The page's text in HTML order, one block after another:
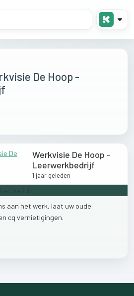
De Hoop -
Werkvisie De Hoop -
Leerwerkbedrijf
1 jaar geleden
aan het werk, laat uw oude
cq vernietigingen.